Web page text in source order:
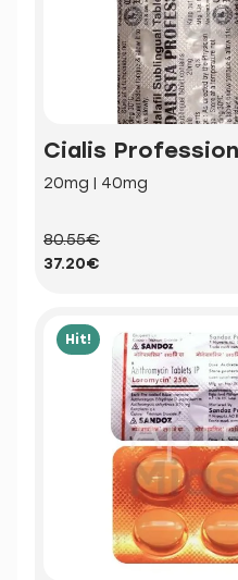
Cialis
20mg | 40mg
80.55€
37.20€
Hit!